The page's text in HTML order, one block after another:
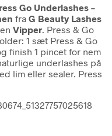
Go Underlashes –
fra G Beauty Lashes
Vipper. Press & Go
1 sæt Press & Go
finish 1 pincet for nem
underlashes på
lim eller sealer. Press